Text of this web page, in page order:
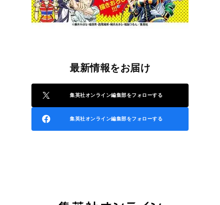
最新情報をお届け
集英社オンライン編集部をフォローする
集英社オンライン編集部をフォローする